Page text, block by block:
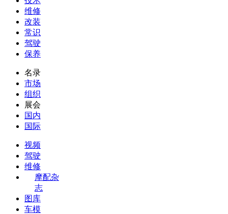
维修
改装
常识
驾驶
保养
名录
市场
组织
展会
国内
国际
视频
驾驶
维修
摩配杂
志
图库
车模